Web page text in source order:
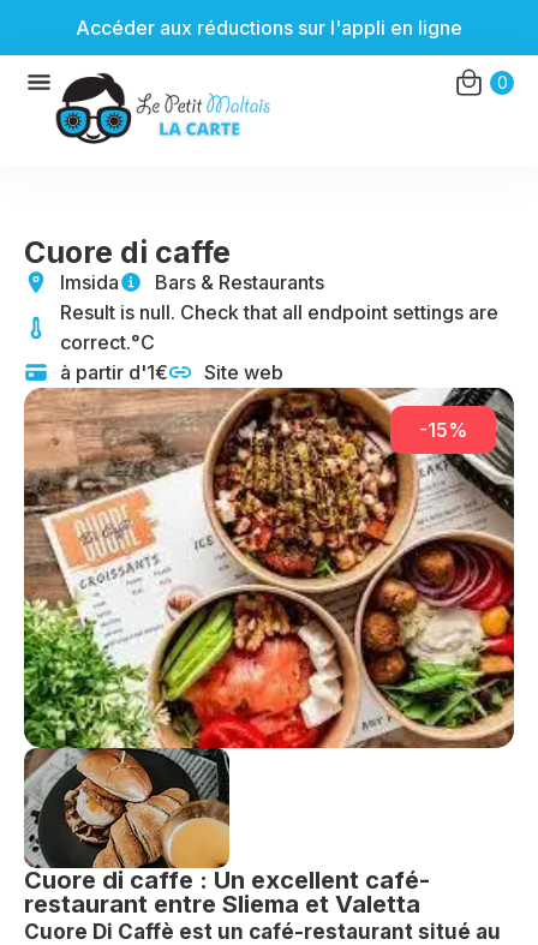
au
contenu
Accéder aux réductions sur l'appli en ligne
0
Cuore di caffe
Imsida
Bars & Restaurants
Result is null. Check that all endpoint settings are
correct.°C
à partir d'1€
Site web
-15%
Cuore di caffe : Un excellent café-
restaurant entre Sliema et Valetta
Cuore Di Caffè est un café-restaurant situé au